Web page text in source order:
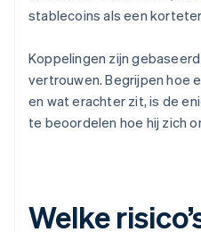
stablecoins als een
Koppelingen zijn
vertrouwen. Begrijpen hoe
en wat erachter zit, is de
te beoordelen hoe hij zich
Welke